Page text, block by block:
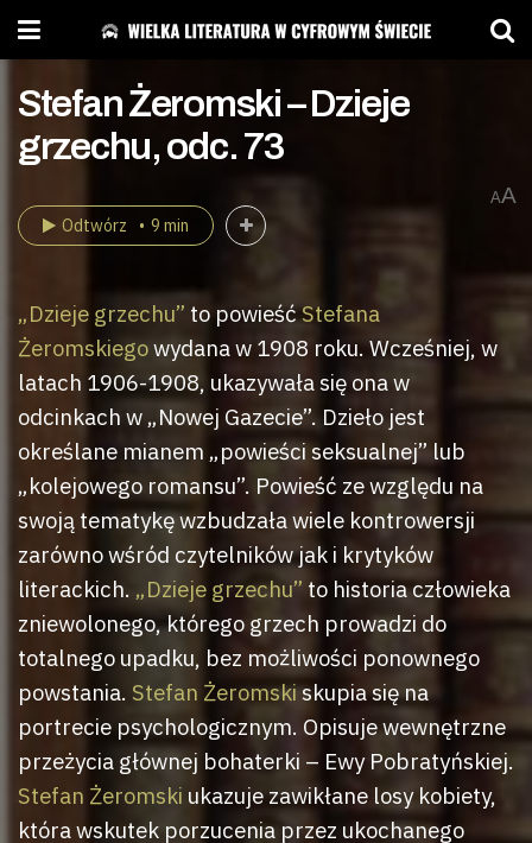
Stefan Żeromski – Dzieje
grzechu, odc. 73
AA
Odtwórz 9 min
„Dzieje grzechu” to powieśćStefana
Żeromskiegowydana w 1908 roku. Wcześniej, w
latach 1906-1908, ukazywała się ona w
odcinkach w „Nowej Gazecie”. Dzieło jest
określane mianem „powieści seksualnej” lub
„kolejowego romansu”. Powieść ze względu na
swoją tematykę wzbudzała wiele kontrowersji
zarówno wśród czytelników jak i krytyków
literackich. „Dzieje grzechu” to historia człowieka
zniewolonego, którego grzech prowadzi do
totalnego upadku, bez możliwości ponownego
powstania. Stefan Żeromskiskupia się na
portrecie psychologicznym. Opisuje wewnętrzne
przeżycia głównej bohaterki – Ewy Pobratyńskiej.
Stefan Żeromski ukazuje zawikłane losy kobiety,
która wskutek porzucenia przez ukochanego